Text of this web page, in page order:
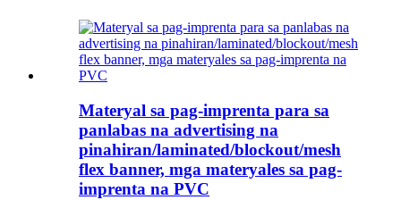
Materyal sa pag-imprenta para sa
panlabas na advertising na
pinahiran/laminated/blockout/mesh
flex banner, mga materyales sa pag-
imprenta na PVC